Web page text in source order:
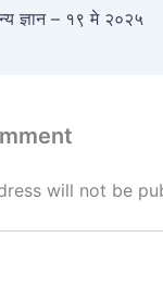
ज्ञान – १९ मे २०२५
will not be